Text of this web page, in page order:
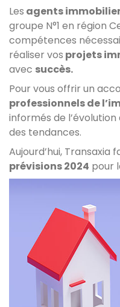
Les agents
groupe N°1 en région
compétences
réaliser vos projets
avec succès.
Pour vous offrir un
professionnels de
informés de l’évolution
des tendances.
Aujourd’hui, Transaxia
prévisions 2024 pour